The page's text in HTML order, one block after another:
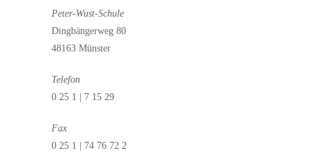
Peter-Wust-Schule
Dingbängerweg 80
48163 Münster
Telefon
0 25 1 | 7 15 29
Fax
0 25 1 | 74 76 72 2